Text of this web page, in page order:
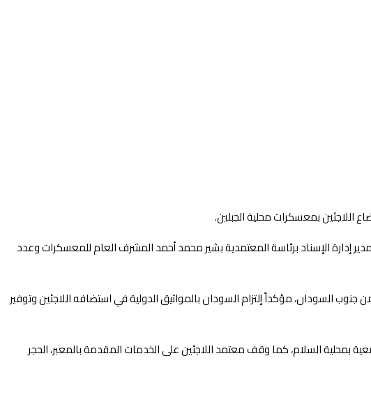
بمعسكرات محلية الجبلين.
إدارة الإسناد برئاسة المعتمدية بشير محمد أحمد المشرف العام للمعسكرات وعدد
السودان، مؤكداً إلتزام السودان بالمواثيق الدولية في استضافه اللاجئين وتوفير
بمحلية السلام، كما وقف معتمد اللاجئين على الخدمات المقدمة بالمعبر، الحجر